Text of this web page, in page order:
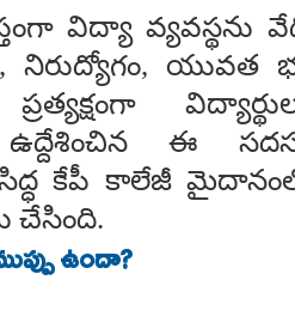
విద్యా వ్యవస్థను
నిరుద్యోగం, యువత
ఉద్దేశించిన ఈ
కేపీ కాలేజీ మైదానంలో
చేసింది.
ఉందా?